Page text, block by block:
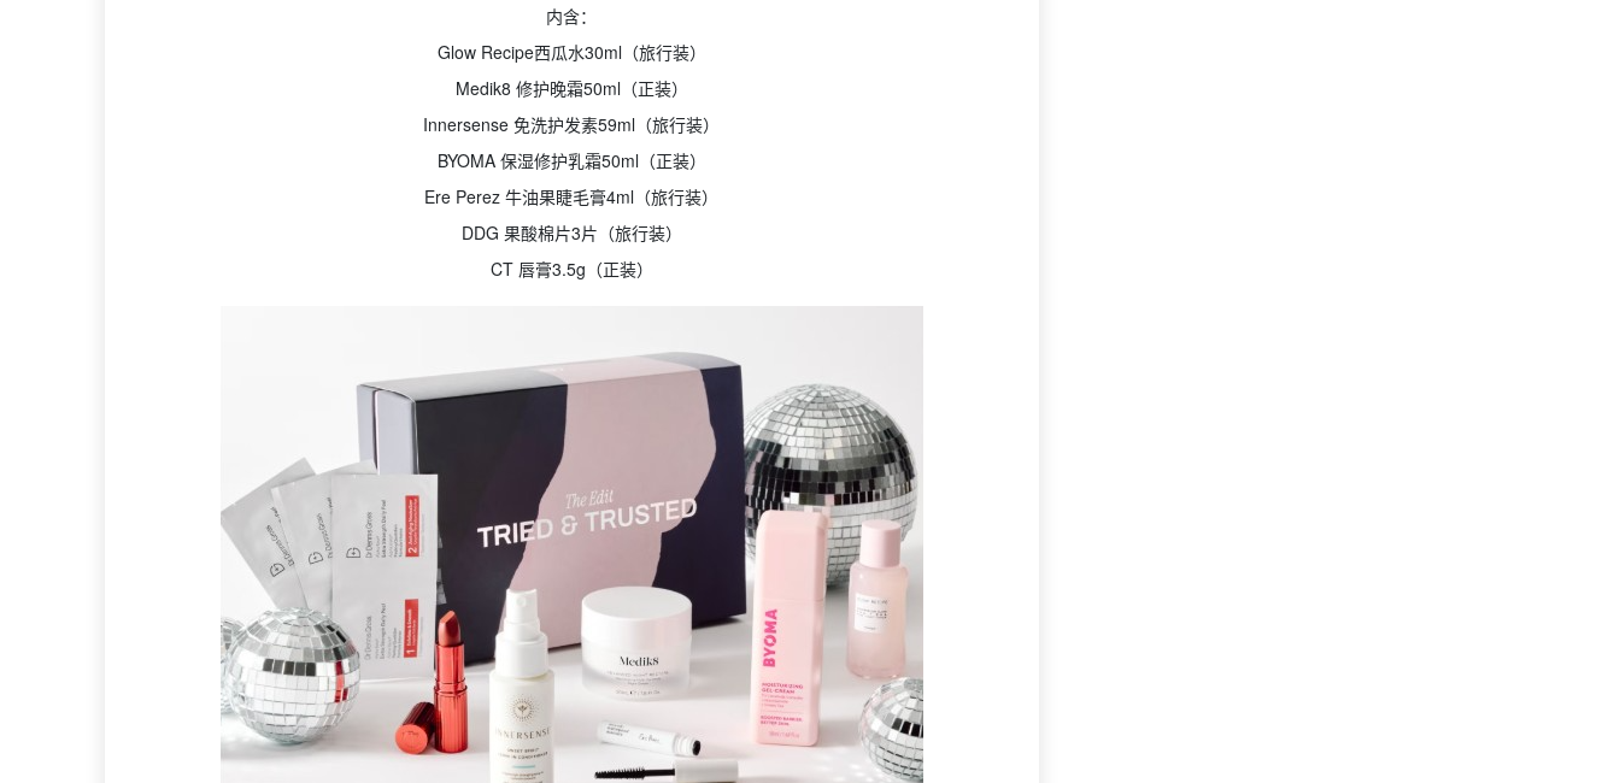
内含：
Glow Recipe西瓜水30ml（旅行装）
Medik8 修护晚霜50ml（正装）
Innersense 免洗护发素59ml（旅行装）
BYOMA 保湿修护乳霜50ml（正装）
Ere Perez 牛油果睫毛膏4ml（旅行装）
DDG 果酸棉片3片（旅行装）
CT 唇膏3.5g（正装）